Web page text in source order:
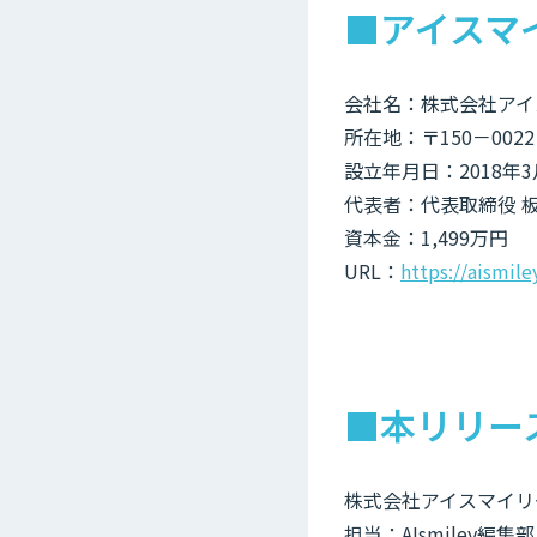
■アイスマ
会社名：株式会社ア
所在地：〒150－
設立年月日：2018年
代表者：代表取締役
資本金：1,499万円
URL： https://
■本リリー
株式会社アイスマイ